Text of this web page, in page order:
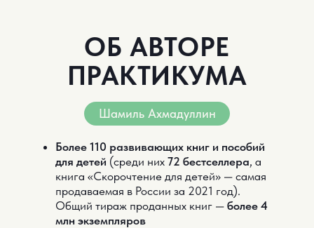
ОБ АВТОРЕ
ПРАКТИКУМА
Более 110 развивающих книг и пособий
для детей (среди них 72 бестселлера, а
книга «Скорочтение для детей» — самая
продаваемая в России за 2021 год).
Общий тираж проданных книг — более 4
млн экземпляров
Шамиль Ахмадуллин